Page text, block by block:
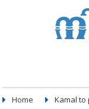
Home Kamal to